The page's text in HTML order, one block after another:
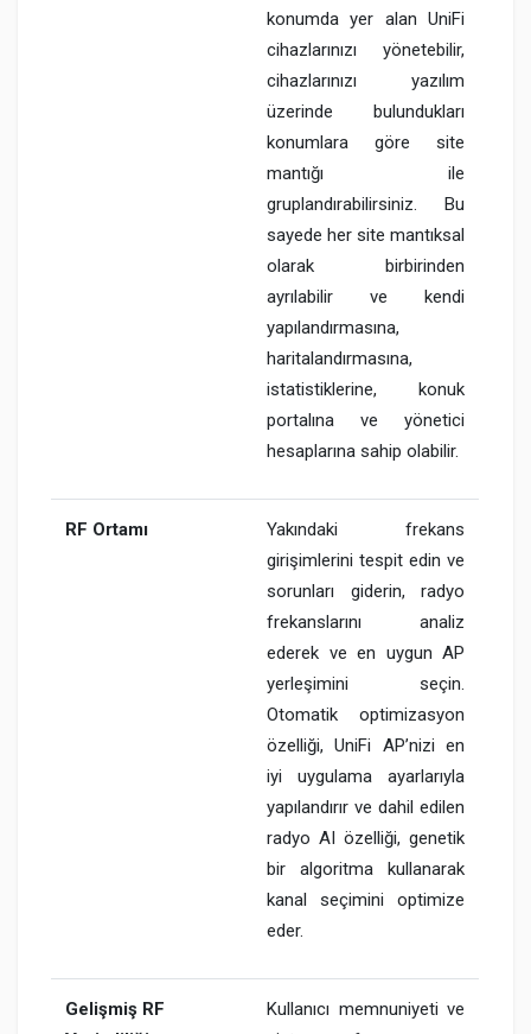
konumda yer alan UniFi
cihazlarınızı yönetebilir,
cihazlarınızı yazılım
üzerinde bulundukları
konumlara göre site
mantığı ile
gruplandırabilirsiniz. Bu
sayede her site mantıksal
olarak birbirinden
ayrılabilir ve kendi
yapılandırmasına,
haritalandırmasına,
istatistiklerine, konuk
portalına ve yönetici
hesaplarına sahip olabilir.
RF Ortamı
Yakındaki frekans
girişimlerini tespit edin ve
sorunları giderin, radyo
frekanslarını analiz
ederek ve en uygun AP
yerleşimini seçin.
Otomatik optimizasyon
özelliği, UniFi AP’nizi en
iyi uygulama ayarlarıyla
yapılandırır ve dahil edilen
radyo AI özelliği, genetik
bir algoritma kullanarak
kanal seçimini optimize
eder.
Gelişmiş RF
Kullanıcı memnuniyeti ve